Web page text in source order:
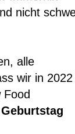
nicht
alle
wir in 2022